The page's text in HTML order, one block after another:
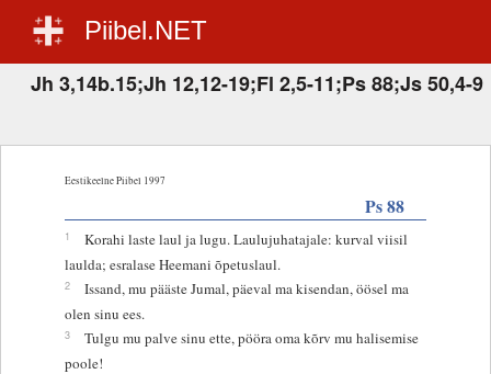
Piibel.NET
Jh 3,14b.15;Jh 12,12-19;Fl 2,5-11;Ps 88;Js 50,4-9
Eestikeelne Piibel 1997
Ps 88
1
Korahi laste laul ja lugu. Laulujuhatajale: kurval viisil
laulda; esralase Heemani õpetuslaul.
2
Issand, mu pääste Jumal, päeval ma kisendan, öösel ma
olen sinu ees.
3
Tulgu mu palve sinu ette, pööra oma kõrv mu halisemise
poole!